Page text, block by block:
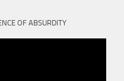
OF ABSURDITY